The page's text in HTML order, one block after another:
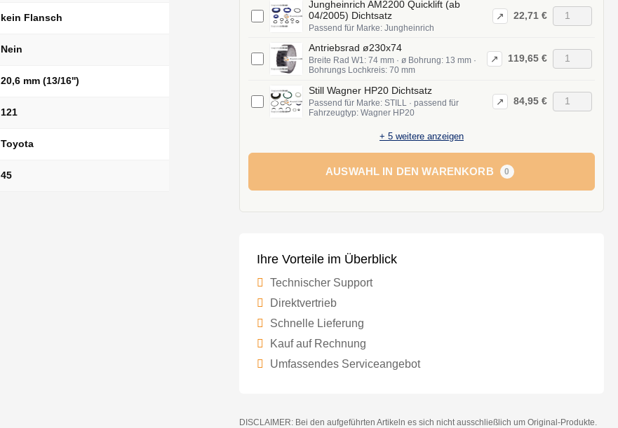
kein Flansch
Nein
20,6 mm (13/16'')
121
Toyota
45
Jungheinrich AM2200 Quicklift (ab
04/2005) Dichtsatz
Passend für Marke: Jungheinrich
↗ 22,71 €
Antriebsrad ø230x74
Breite Rad W1: 74 mm · ø Bohrung: 13 mm ·
Bohrungs Lochkreis: 70 mm
↗ 119,65 €
Still Wagner HP20 Dichtsatz
Passend für Marke: STILL · passend für
Fahrzeugtyp: Wagner HP20
↗ 84,95 €
+ 5 weitere anzeigen
AUSWAHL IN DEN WARENKORB 0
Ihre Vorteile im Überblick
Technischer Support
Direktvertrieb
Schnelle Lieferung
Kauf auf Rechnung
Umfassendes Serviceangebot
DISCLAIMER: Bei den aufgeführten Artikeln es sich nicht ausschließlich um Original-Produkte.